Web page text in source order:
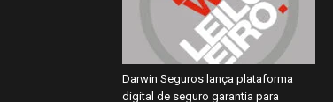
Darwin Seguros lança plataforma
digital de seguro garantia para